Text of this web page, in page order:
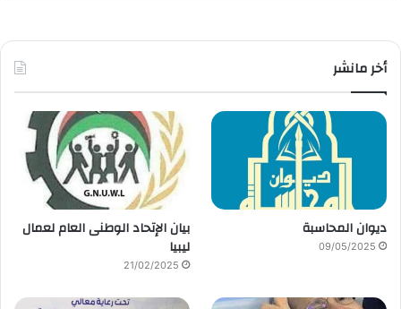
أخر مانشر
ديوان المحاسبة
09/05/2025
بيان الإتحاد الوطنى العام لعمال
ليبيا
21/02/2025